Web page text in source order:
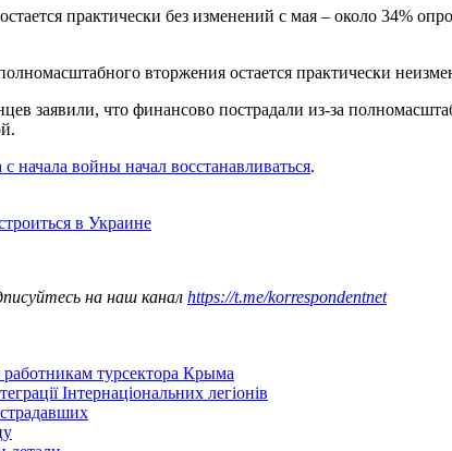
практически без изменений с мая – около 34%
вторжения остается практически
заявили, что финансово пострадали из-за
начала войны начал восстанавливаться.
в Украине
на наш канал https://t.me/korrespondentnet
турсектора Крыма
Інтернаціональних легіонів